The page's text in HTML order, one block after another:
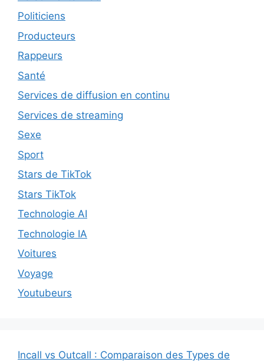
Politiciens
Producteurs
Rappeurs
Santé
Services de diffusion en continu
Services de streaming
Sexe
Sport
Stars de TikTok
Stars TikTok
Technologie AI
Technologie IA
Voitures
Voyage
Youtubeurs
Incall vs Outcall : Comparaison des Types de